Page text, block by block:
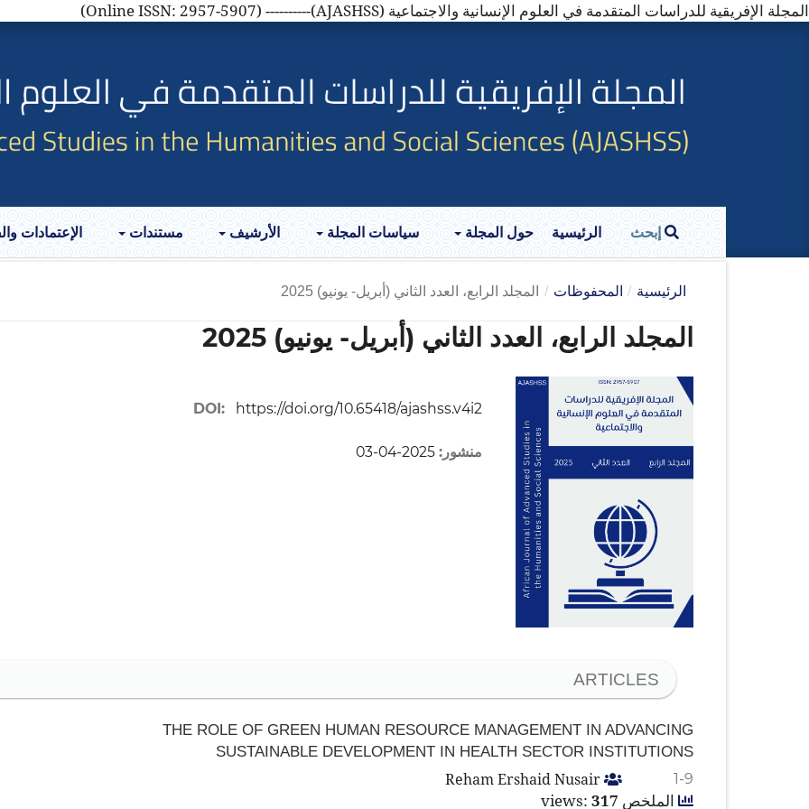
المجلة الإفريقية للدراسات المتقدمة في العلوم الإنسانية والاجتماعية (AJASHSS)---------- (Online ISSN: 2957-5907)
الرئيسية حول المجلة سياسات المجلة الأرشيف مستندات الإعتمادات إبحث
الرئيسية / المحفوظات / المجلد الرابع، العدد الثاني (أبريل- يونيو) 2025
المجلد الرابع، العدد الثاني (أبريل- يونيو) 2025
DOI: https://doi.org/10.65418/ajashss.v4i2
منشور: 2025-04-03
ARTICLES
THE ROLE OF GREEN HUMAN RESOURCE MANAGEMENT IN ADVANCING
SUSTAINABLE DEVELOPMENT IN HEALTH SECTOR INSTITUTIONS
Reham Ershaid Nusair 1-9
الملخص views: 317